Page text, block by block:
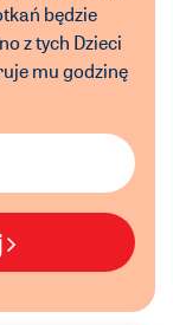
będzie
z tych Dzieci
mu godzinę